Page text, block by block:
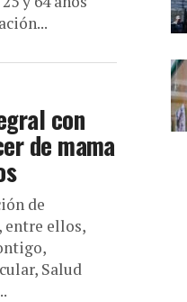
con
de mama
de
ellos,
Salud